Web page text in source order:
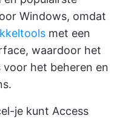
Windows, omdat
met een
waardoor het
voor het beheren en
je kunt Access